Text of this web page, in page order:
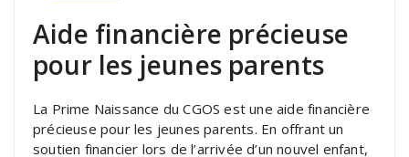
Aide financière précieuse
pour les jeunes parents
La Prime Naissance du CGOS est une aide financière
précieuse pour les jeunes parents. En offrant un
soutien financier lors de l’arrivée d’un nouvel enfant,